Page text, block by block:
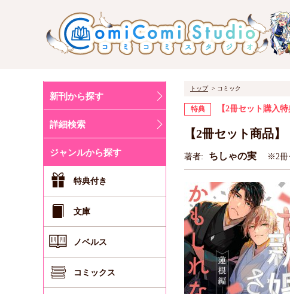
新刊から探す
詳細検索
ジャンルから探す
特典付き
文庫
ノベルス
コミックス
トップ コミック
特典 【2冊セット購入
【2冊セット商品
著者: ちしゃの実 ※2冊